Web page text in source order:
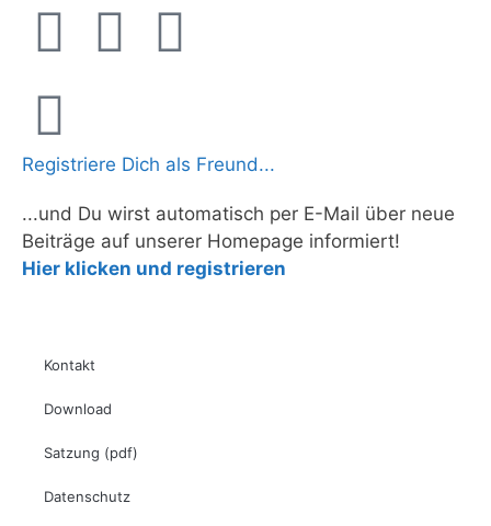
Registriere Dich als Freund...
...und Du wirst automatisch per E-Mail über neue
Beiträge auf unserer Homepage informiert!
Hier klicken und registrieren
Kontakt
Download
Satzung (pdf)
Datenschutz